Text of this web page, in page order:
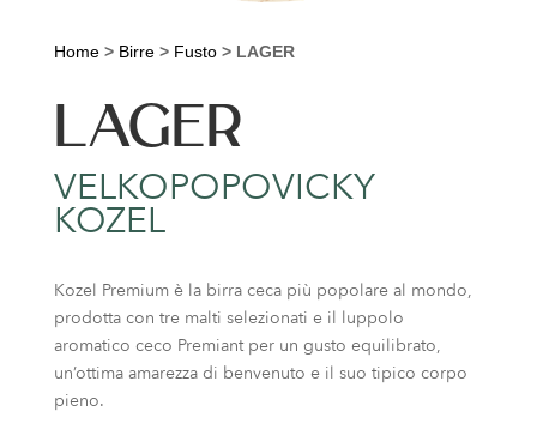
Home> Birre> Fusto> LAGER
LAGER
VELKOPOPOVICKY
KOZEL
Kozel Premium è la birra ceca più popolare al mondo,
prodotta con tre malti selezionati e il luppolo
aromatico ceco Premiant per un gusto equilibrato,
un’ottima amarezza di benvenuto e il suo tipico corpo
pieno.